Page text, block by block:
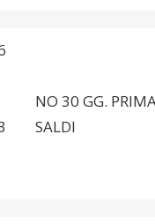
NO 30 GG.
SALDI